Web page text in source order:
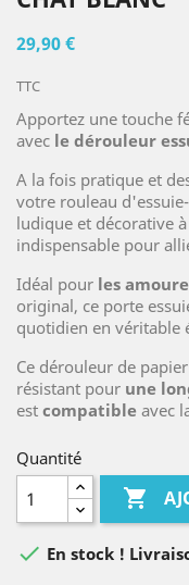
29,90 €
TTC
Apportez une touche
avec le dérouleur
A la fois pratique et
votre rouleau
ludique et décorative
indispensable pour
Idéal pour les
original, ce porte
quotidien en véritable
Ce dérouleur de
résistant pour une
est compatible avec
Quantité

 En stock !